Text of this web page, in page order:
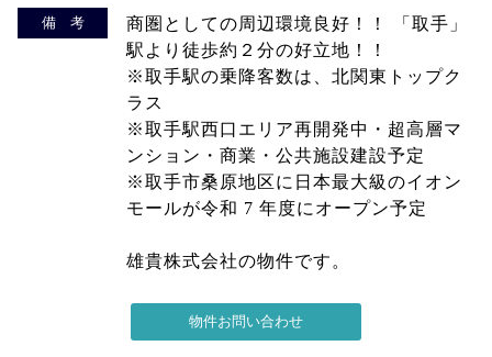
備 考
商圏としての周辺環境良好！！ 「取手」
駅より徒歩約２分の好立地！！
※取手駅の乗降客数は、北関東トップク
ラス
※取手駅西口エリア再開発中・超高層マ
ンション・商業・公共施設建設予定
※取手市桑原地区に日本最大級のイオン
モールが令和 7 年度にオープン予定
雄貴株式会社の物件です。